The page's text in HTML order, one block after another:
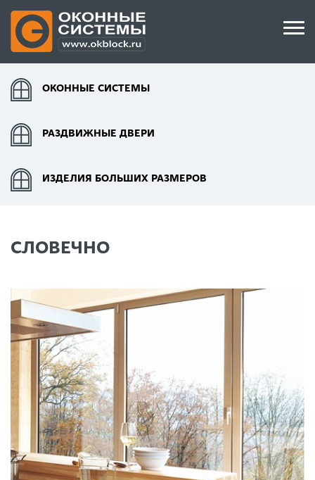
ОКОННЫЕ СИСТЕМЫ
РАЗДВИЖНЫЕ ДВЕРИ
ИЗДЕЛИЯ БОЛЬШИХ РАЗМЕРОВ
СЛОВЕЧНО